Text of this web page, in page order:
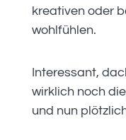
kreativen oder
wohlfühlen.
Interessant,
wirklich noch
und nun